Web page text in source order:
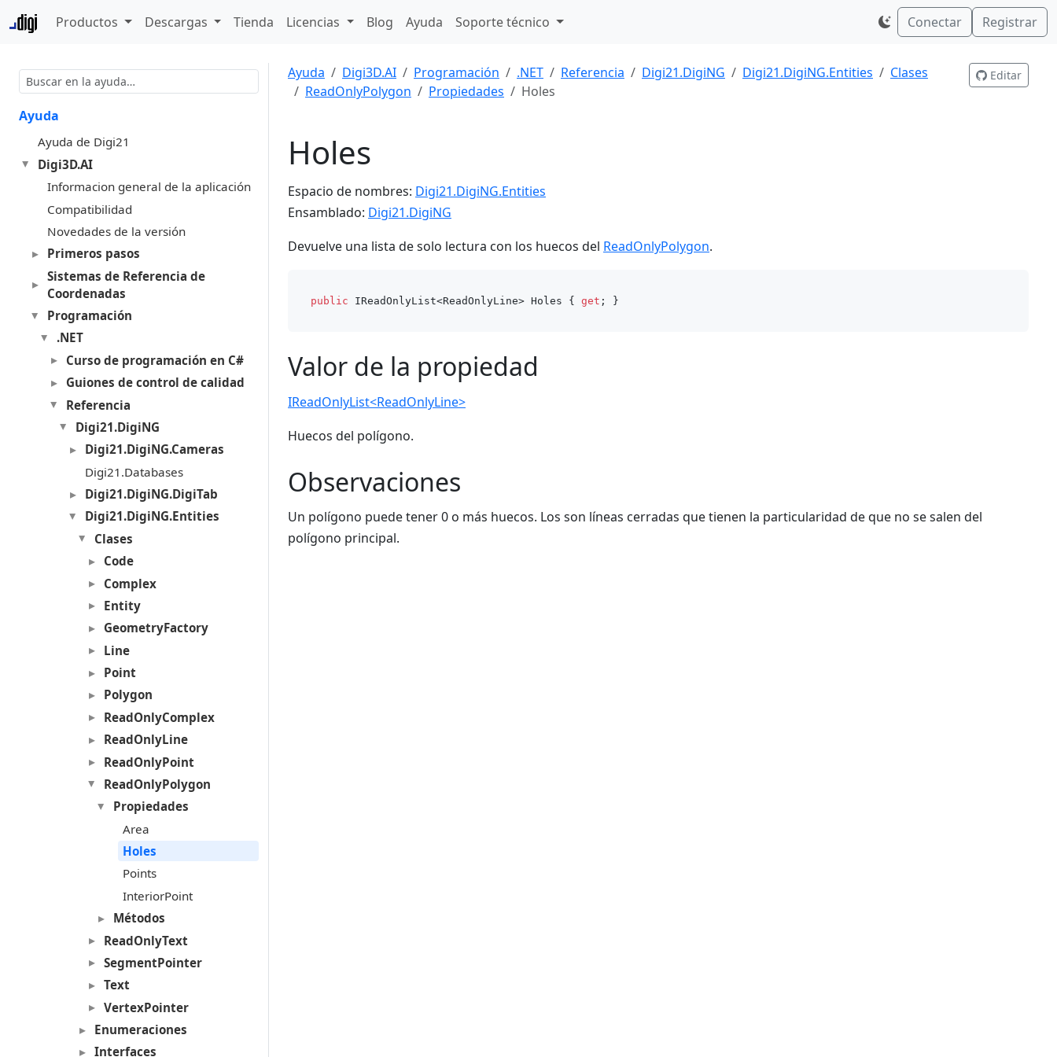
Productos Descargas Tienda Licencias Blog Ayuda Soporte técnico Conectar Registrar
Ayuda
Ayuda de Digi21
Digi3D.AI
Informacion general de la aplicación
Compatibilidad
Novedades de la versión
Primeros pasos
Sistemas de Referencia de
Coordenadas
Programación
.NET
Curso de programación en C#
Guiones de control de calidad
Referencia
Digi21.DigiNG
Digi21.DigiNG.Cameras
Digi21.Databases
Digi21.DigiNG.DigiTab
Digi21.DigiNG.Entities
Clases
Code
Complex
Entity
GeometryFactory
Line
Point
Polygon
ReadOnlyComplex
ReadOnlyLine
ReadOnlyPoint
ReadOnlyPolygon
Propiedades
Area
Holes
Points
InteriorPoint
Métodos
ReadOnlyText
SegmentPointer
Text
VertexPointer
Enumeraciones
Interfaces
Ayuda Digi3D.AI Programación .NET Referencia Digi21.DigiNG Digi21.DigiNG.Entities
Clases
ReadOnlyPolygon
Propiedades Holes
Editar
Holes
Espacio de nombres: Digi21.DigiNG.Entities
Ensamblado: Digi21.DigiNG
Devuelve una lista de solo lectura con los huecos del ReadOnlyPolygon.
public IReadOnlyList<ReadOnlyLine> Holes { get
Valor de la propiedad
IReadOnlyList<ReadOnlyLine>
Huecos del polígono.
Observaciones
Un polígono puede tener 0 o más huecos. Los son líneas cerradas que tienen la particularidad de que no se salen del
polígono principal.